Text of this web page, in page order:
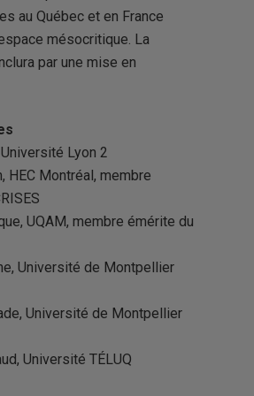
au Québec et en France
mésocritique. La
par une mise en
Lyon 2
HEC Montréal, membre
UQAM, membre émérite du
Université de Montpellier
Université de Montpellier
Université TÉLUQ